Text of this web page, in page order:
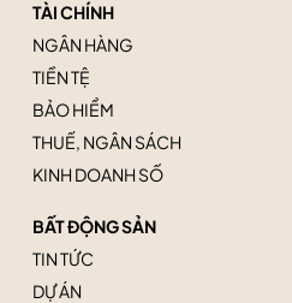
TÀI CHÍNH
NGÂN HÀNG
TIỀN TỆ
BẢO HIỂM
THUẾ, NGÂN SÁCH
KINH DOANH SỐ
BẤT ĐỘNG SẢN
TIN TỨC
DỰ ÁN